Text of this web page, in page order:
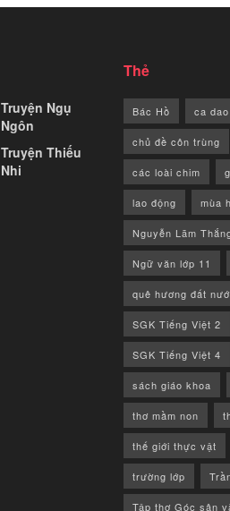
Truyện Ngụ
Ngôn
Truyện Thiếu
Nhi
Thẻ
Bác Hồ ca dao
chủ đề côn trùng
các loài chim
lao động mùa
Nguyễn Lãm
Ngữ văn lớp 11
quê hương đất
SGK Tiếng Việt 2
SGK Tiếng Việt 4
sách giáo khoa
thơ mầm non
thế giới thực vật
trường lớp
Tập thơ Góc sân